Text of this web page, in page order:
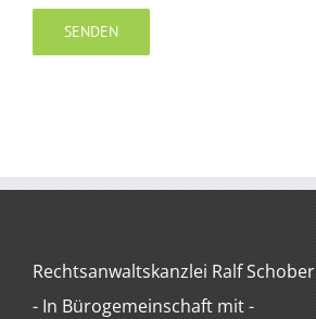
Rechtsanwaltskanzlei Ralf Schober
- In Bürogemeinschaft mit -